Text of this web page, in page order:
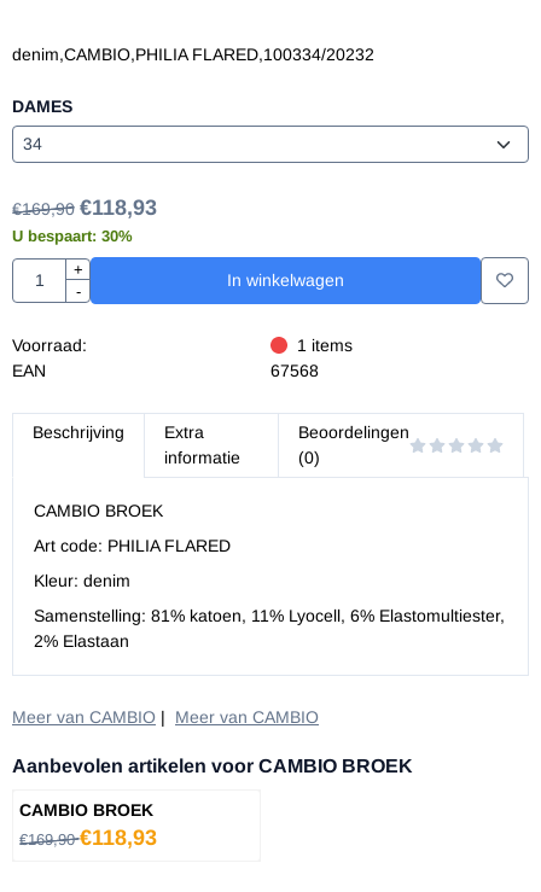
denim,CAMBIO,PHILIA FLARED,100334/20232
DAMES
€169,90 €118,93
U bespaart: 30%
Aantal
+
-
In winkelwagen
Voorraad: 1 items
EAN
67568
Beschrijving
Extra
informatie
Beoordelingen
(0)
CAMBIO BROEK
Art code: PHILIA FLARED
Kleur: denim
Samenstelling: 81% katoen, 11% Lyocell, 6% Elastomultiester,
2% Elastaan
Meer van CAMBIO | Meer van CAMBIO
Aanbevolen artikelen voor CAMBIO BROEK
CAMBIO BROEK
Van 169,90 voor 118,93
€169,90€118,93